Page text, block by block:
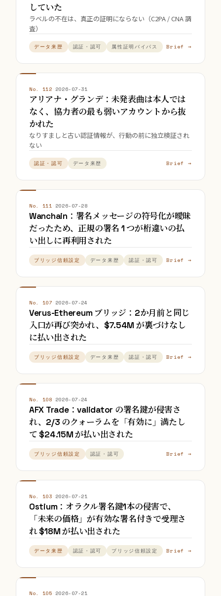
していた
ラベルの不在は、真正の証明にならない（C2PA / CNA 調
査）
データ来歴 認証・認可 属性証明バイパス Brief →
No. 112 2026-07-31
アリアナ・グランデ：未発表曲は本人では
なく、協力者の最も弱いアカウントから抜
かれた
なりすましと古い認証情報が、行動の前に独立検証され
ない
認証・認可 データ来歴 Brief →
No. 111 2026-07-28
Wanchain：署名メッセージの符号化が曖昧
だったため、正規の署名 1 つが桁違いの払
い出しに再利用された
ブリッジ信頼設定 データ来歴 認証・認可 Brief →
No. 107 2026-07-24
Verus-Ethereum ブリッジ：2か月前と同じ
入口が再び突かれ、$7.54M が裏づけなし
に払い出された
ブリッジ信頼設定 データ来歴 認証・認可 Brief →
No. 108 2026-07-24
AFX Trade：validator の署名鍵が侵害さ
れ、2/3 のクォーラムを「有効に」満たし
て $24.15M が払い出された
ブリッジ信頼設定 認証・認可 Brief →
No. 103 2026-07-21
Ostium：オラクル署名鍵1本の侵害で、
「未来の価格」が有効な署名付きで受理さ
れ $18M が払い出された
データ来歴 認証・認可 ブリッジ信頼設定 Brief →
No. 105 2026-07-21